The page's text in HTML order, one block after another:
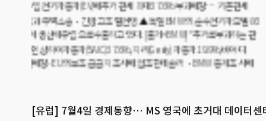
▲ 유럽 주요
(Barclays)‧
이자 모기지(
이르면 올 8
5.25%로 인
[유럽] 7월4일 경제동향… MS 영국에 초거대 데이터센